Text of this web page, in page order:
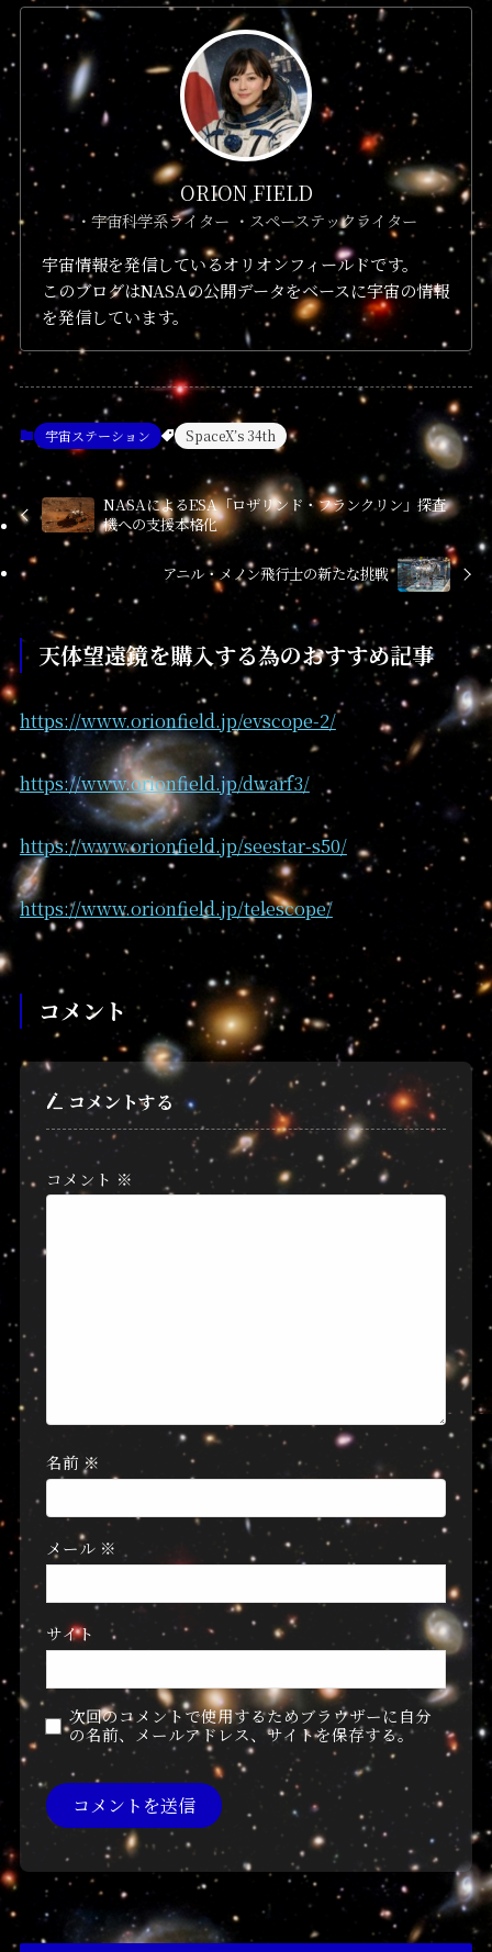
ORION FIELD
・宇宙科学系ライター ・スペーステックライター
宇宙情報を発信しているオリオンフィールドです。
このブログはNASAの公開データをベースに宇宙の情報
を発信しています。
宇宙ステーション SpaceX’s 34th
NASAによるESA「ロザリンド・フランクリン」探査
機への支援本格化
アニル・メノン飛行士の新たな挑戦
天体望遠鏡を購入する為のおすすめ記事
https://www.orionfield.jp/evscope-2/
https://www.orionfield.jp/dwarf3/
https://www.orionfield.jp/seestar-s50/
https://www.orionfield.jp/telescope/
コメント
コメントする
コメント ※
名前 ※
メール ※
サイト
次回のコメントで使用するためブラウザーに自分
の名前、メールアドレス、サイトを保存する。